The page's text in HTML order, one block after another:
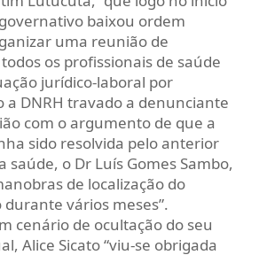
baixou ordem
uma reunião de
os profissionais de saúde
jurídico-laboral por
a DNRH travado a denunciante
com o argumento de que a
sido resolvida pelo anterior
saúde, o Dr Luís Gomes Sambo,
de localização do
vários meses”.
cenário de ocultação do seu
Alice Sicato “viu-se obrigada